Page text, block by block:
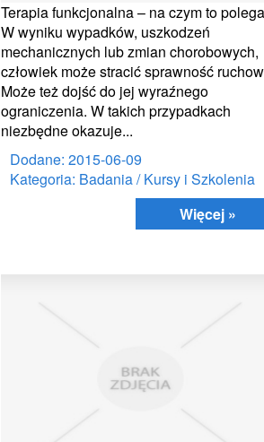
Terapia funkcjonalna – na czym to
W wyniku wypadków, uszkodzeń
mechanicznych lub zmian chorobowych,
człowiek może stracić sprawność
Może też dojść do jej wyraźnego
ograniczenia. W takich przypadkach
niezbędne okazuje...
Dodane: 2015-06-09
Kategoria: Badania / Kursy i Szkolenia
Więcej »